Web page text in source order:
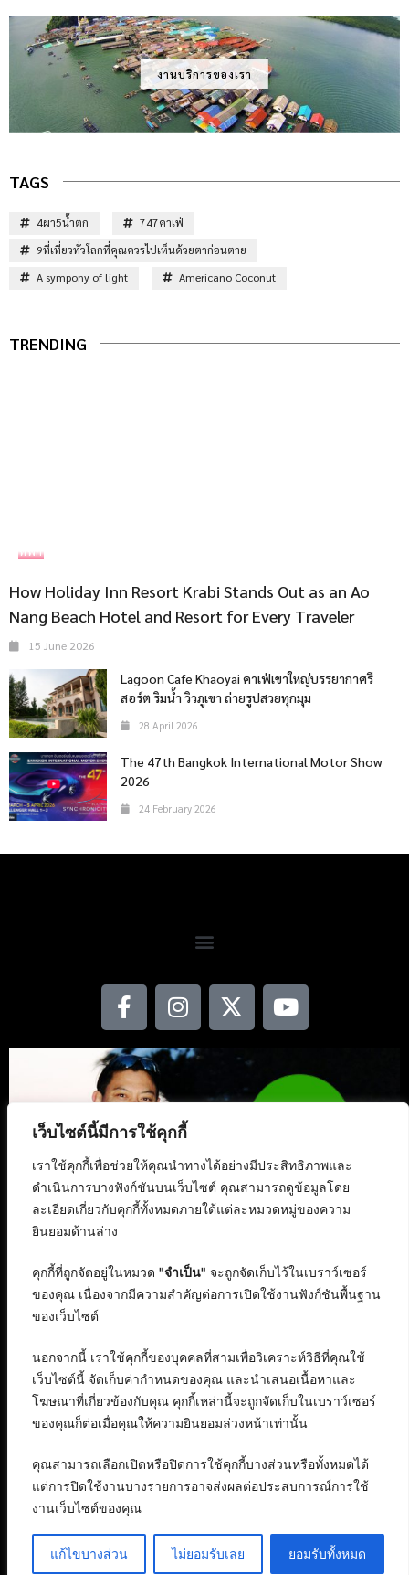
เว็บไซต์นี้มีการใช้คุกกี้
เราใช้คุกกี้เพื่อช่วยให้คุณนำทางได้อย่างมีประสิทธิภาพและ
ดำเนินการบางฟังก์ชันบนเว็บไซต์ คุณสามารถดูข้อมูลโดย
ละเอียดเกี่ยวกับคุกกี้ทั้งหมดภายใต้แต่ละหมวดหมู่ของความ
ยินยอมด้านล่าง
คุกกี้ที่ถูกจัดอยู่ในหมวด "จำเป็น" จะถูกจัดเก็บไว้ในเบราว์เซอร์
ของคุณ เนื่องจากมีความสำคัญต่อการเปิดใช้งานฟังก์ชันพื้นฐาน
ของเว็บไซต์
นอกจากนี้ เราใช้คุกกี้ของบุคคลที่สามเพื่อวิเคราะห์วิธีที่คุณใช้
เว็บไซต์นี้ จัดเก็บค่ากำหนดของคุณ และนำเสนอเนื้อหาและ
โฆษณาที่เกี่ยวข้องกับคุณ คุกกี้เหล่านี้จะถูกจัดเก็บในเบราว์เซอร์
ของคุณก็ต่อเมื่อคุณให้ความยินยอมล่วงหน้าเท่านั้น
คุณสามารถเลือกเปิดหรือปิดการใช้คุกกี้บางส่วนหรือทั้งหมดได้
แต่การปิดใช้งานบางรายการอาจส่งผลต่อประสบการณ์การใช้
งานเว็บไซต์ของคุณ
แก้ไขบางส่วน ไม่ยอมรับเลย ยอมรับทั้งหมด
งานบริการของเรา
TAGS
4ผา5น้ำตก
747คาเฟ่
9ที่เที่ยวทั่วโลกที่คุณควรไปเห็นด้วยตาก่อนตาย
A sympony of light
Americano Coconut
TRENDING
ที่พัก
How Holiday Inn Resort Krabi Stands Out as an Ao
Nang Beach Hotel and Resort for Every Traveler
15 June 2026
Lagoon Cafe Khaoyai คาเฟ่เขาใหญ่บรรยากาศรี
สอร์ต ริมน้ำ วิวภูเขา ถ่ายรูปสวยทุกมุม
28 April 2026
The 47th Bangkok International Motor Show
2026
24 February 2026
สงวนลิขสิทธิ์ © 2568 : บริษัท อิทธิภัทร เอเจนซี่ จำกัด
ติดต่อลงบทความ